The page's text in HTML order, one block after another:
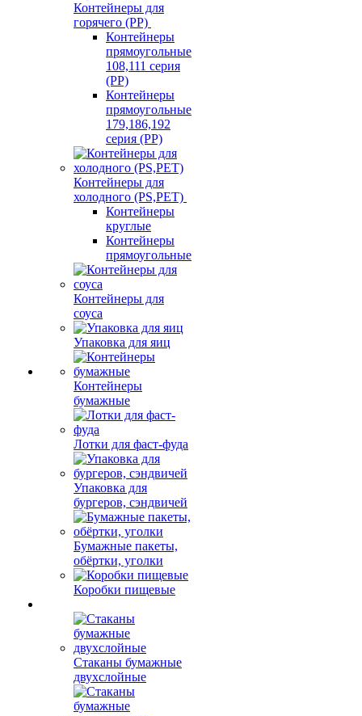
Контейнеры для
горячего (PP)
Контейнеры
прямоугольные
108,111 серия
(PP)
Контейнеры
прямоугольные
179,186,192
серия (PP)
Контейнеры для
холодного (PS,PET)
Контейнеры
круглые
Контейнеры
прямоугольные
Контейнеры для
соуса
Упаковка для яиц
Контейнеры
бумажные
Лотки для фаст-фуда
Упаковка для
бургеров, сэндвичей
Бумажные пакеты,
обёртки, уголки
Коробки пищевые
Стаканы бумажные
двухслойные